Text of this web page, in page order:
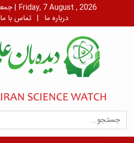
جمعه، ۱۶ مرداد، ۱۴۰۵ | Friday, 7 August , 2026
درباره ما | تماس با ما